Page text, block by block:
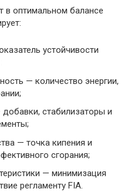
в оптимальном балансе
устойчивости
— количество энергии,
стабилизаторы и
— точка кипения и
сгорания;
— минимизация
регламенту FIA.